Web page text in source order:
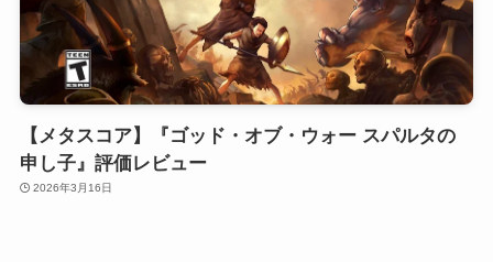
【メタスコア】『ゴッド・オブ・ウォー スパルタの
申し子』評価レビュー
2026年3月16日